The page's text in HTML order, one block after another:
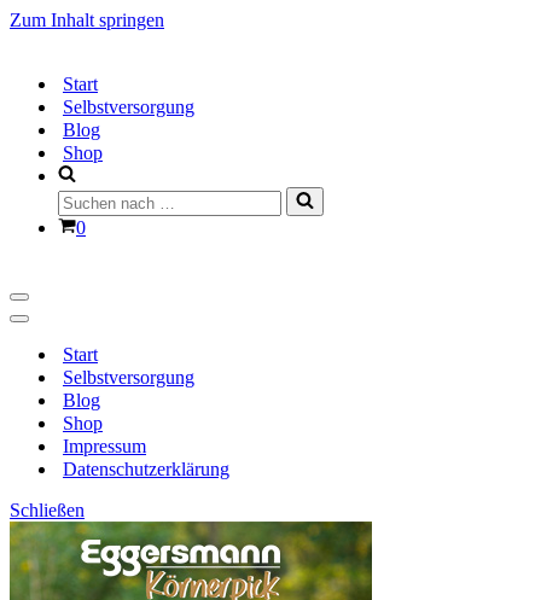
Zum Inhalt springen
Start
Selbstversorgung
Blog
Shop
Suchen
nach …
Warenkorb
0
Navigationsmenü
Navigationsmenü
Start
Selbstversorgung
Blog
Shop
Impressum
Datenschutzerklärung
Schließen